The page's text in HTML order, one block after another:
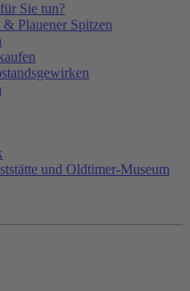
Sie tun?
Plauener Spitzen
und Oldtimer-Museum